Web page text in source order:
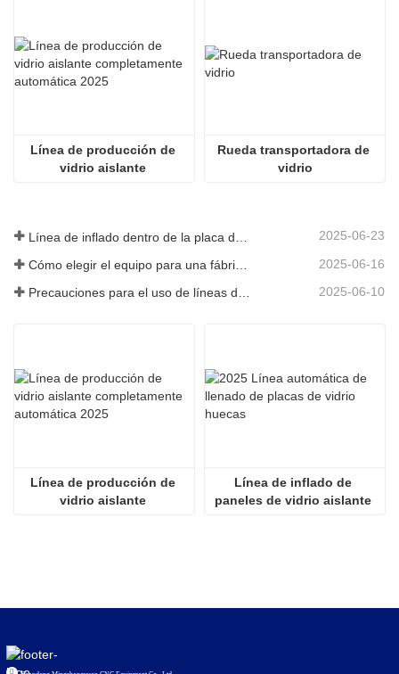
Línea de producción de
vidrio aislante
Rueda transportadora de
vidrio
2025-06-23
2025-06-16
Precauciones para el uso de líneas de producción de vidrio aislante totalmente automáticas en verano 2025-06-10
Línea de producción de
vidrio aislante
Línea de inflado de
paneles de vidrio aislante